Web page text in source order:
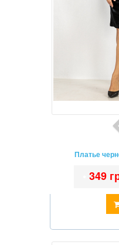
Платье
349